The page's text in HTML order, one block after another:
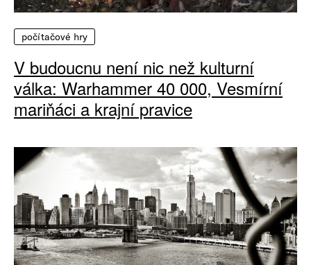
počítačové hry
V budoucnu není nic než kulturní
válka: Warhammer 40 000, Vesmírní
mariňáci a krajní pravice